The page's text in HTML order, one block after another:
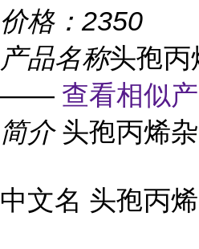
价格： 2350
产品名称头孢丙
—— 查看相似
简介 头孢丙烯
中文名 头孢丙